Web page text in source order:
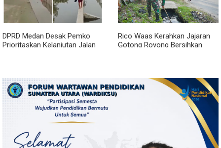
DPRD Medan Desak Pemko
Prioritaskan Kelanjutan Jalan
Rico Waas Kerahkan Jajaran
Gotong Royong Bersihkan